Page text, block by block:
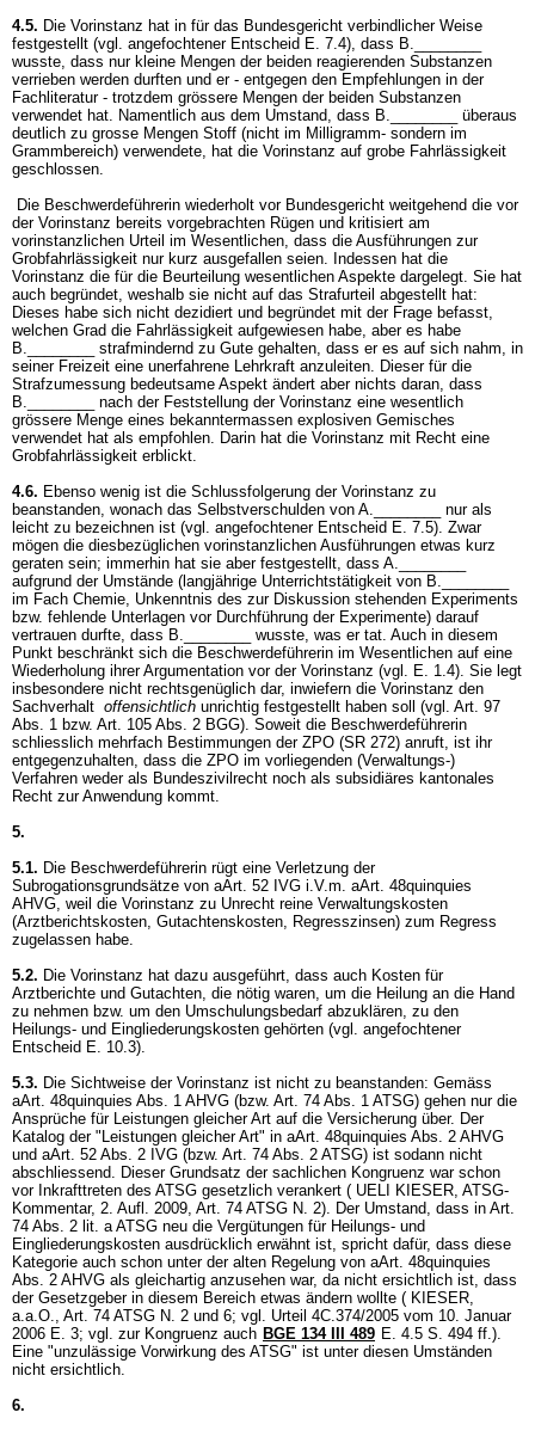
4.5. Die Vorinstanz hat in für das Bundesgericht verbindlicher Weise
festgestellt (vgl. angefochtener Entscheid E. 7.4), dass B.________
wusste, dass nur kleine Mengen der beiden reagierenden Substanzen
verrieben werden durften und er - entgegen den Empfehlungen in der
Fachliteratur - trotzdem grössere Mengen der beiden Substanzen
verwendet hat. Namentlich aus dem Umstand, dass B.________ überaus
deutlich zu grosse Mengen Stoff (nicht im Milligramm- sondern im
Grammbereich) verwendete, hat die Vorinstanz auf grobe Fahrlässigkeit
geschlossen.
Die Beschwerdeführerin wiederholt vor Bundesgericht weitgehend die vor
der Vorinstanz bereits vorgebrachten Rügen und kritisiert am
vorinstanzlichen Urteil im Wesentlichen, dass die Ausführungen zur
Grobfahrlässigkeit nur kurz ausgefallen seien. Indessen hat die
Vorinstanz die für die Beurteilung wesentlichen Aspekte dargelegt. Sie hat
auch begründet, weshalb sie nicht auf das Strafurteil abgestellt hat:
Dieses habe sich nicht dezidiert und begründet mit der Frage befasst,
welchen Grad die Fahrlässigkeit aufgewiesen habe, aber es habe
B.________ strafmindernd zu Gute gehalten, dass er es auf sich nahm, in
seiner Freizeit eine unerfahrene Lehrkraft anzuleiten. Dieser für die
Strafzumessung bedeutsame Aspekt ändert aber nichts daran, dass
B.________ nach der Feststellung der Vorinstanz eine wesentlich
grössere Menge eines bekanntermassen explosiven Gemisches
verwendet hat als empfohlen. Darin hat die Vorinstanz mit Recht eine
Grobfahrlässigkeit erblickt.
4.6. Ebenso wenig ist die Schlussfolgerung der Vorinstanz zu
beanstanden, wonach das Selbstverschulden von A.________ nur als
leicht zu bezeichnen ist (vgl. angefochtener Entscheid E. 7.5). Zwar
mögen die diesbezüglichen vorinstanzlichen Ausführungen etwas kurz
geraten sein; immerhin hat sie aber festgestellt, dass A.________
aufgrund der Umstände (langjährige Unterrichtstätigkeit von B.________
im Fach Chemie, Unkenntnis des zur Diskussion stehenden Experiments
bzw. fehlende Unterlagen vor Durchführung der Experimente) darauf
vertrauen durfte, dass B.________ wusste, was er tat. Auch in diesem
Punkt beschränkt sich die Beschwerdeführerin im Wesentlichen auf eine
Wiederholung ihrer Argumentation vor der Vorinstanz (vgl. E. 1.4). Sie legt
insbesondere nicht rechtsgenüglich dar, inwiefern die Vorinstanz den
Sachverhalt offensichtlich unrichtig festgestellt haben soll (vgl. Art. 97
Abs. 1 bzw. Art. 105 Abs. 2 BGG). Soweit die Beschwerdeführerin
schliesslich mehrfach Bestimmungen der ZPO (SR 272) anruft, ist ihr
entgegenzuhalten, dass die ZPO im vorliegenden (Verwaltungs-)
Verfahren weder als Bundeszivilrecht noch als subsidiäres kantonales
Recht zur Anwendung kommt.
5.
5.1. Die Beschwerdeführerin rügt eine Verletzung der
Subrogationsgrundsätze von aArt. 52 IVG i.V.m. aArt. 48quinquies
AHVG, weil die Vorinstanz zu Unrecht reine Verwaltungskosten
(Arztberichtskosten, Gutachtenskosten, Regresszinsen) zum Regress
zugelassen habe.
5.2. Die Vorinstanz hat dazu ausgeführt, dass auch Kosten für
Arztberichte und Gutachten, die nötig waren, um die Heilung an die Hand
zu nehmen bzw. um den Umschulungsbedarf abzuklären, zu den
Heilungs- und Eingliederungskosten gehörten (vgl. angefochtener
Entscheid E. 10.3).
5.3. Die Sichtweise der Vorinstanz ist nicht zu beanstanden: Gemäss
aArt. 48quinquies Abs. 1 AHVG (bzw. Art. 74 Abs. 1 ATSG) gehen nur die
Ansprüche für Leistungen gleicher Art auf die Versicherung über. Der
Katalog der "Leistungen gleicher Art" in aArt. 48quinquies Abs. 2 AHVG
und aArt. 52 Abs. 2 IVG (bzw. Art. 74 Abs. 2 ATSG) ist sodann nicht
abschliessend. Dieser Grundsatz der sachlichen Kongruenz war schon
vor Inkrafttreten des ATSG gesetzlich verankert ( UELI KIESER, ATSG-
Kommentar, 2. Aufl. 2009, Art. 74 ATSG N. 2). Der Umstand, dass in Art.
74 Abs. 2 lit. a ATSG neu die Vergütungen für Heilungs- und
Eingliederungskosten ausdrücklich erwähnt ist, spricht dafür, dass diese
Kategorie auch schon unter der alten Regelung von aArt. 48quinquies
Abs. 2 AHVG als gleichartig anzusehen war, da nicht ersichtlich ist, dass
der Gesetzgeber in diesem Bereich etwas ändern wollte ( KIESER,
a.a.O., Art. 74 ATSG N. 2 und 6; vgl. Urteil 4C.374/2005 vom 10. Januar
2006 E. 3; vgl. zur Kongruenz auch BGE 134 III 489 E. 4.5 S. 494 ff.).
Eine "unzulässige Vorwirkung des ATSG" ist unter diesen Umständen
nicht ersichtlich.
6.